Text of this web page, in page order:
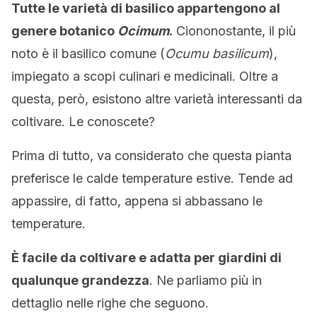
Tutte le varietà di basilico appartengono al
genere botanico Ocimum. Ciononostante, il più
noto è il basilico comune (Ocumu basilicum),
impiegato a scopi culinari e medicinali. Oltre a
questa, però, esistono altre varietà interessanti da
coltivare. Le conoscete?
Prima di tutto, va considerato che questa pianta
preferisce le calde temperature estive. Tende ad
appassire, di fatto, appena si abbassano le
temperature.
È facile da coltivare e adatta per giardini di
qualunque grandezza. Ne parliamo più in
dettaglio nelle righe che seguono.